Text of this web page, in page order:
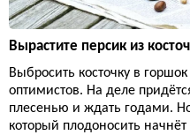
Вырастите персик из
Выбросить косточку в
оптимистов. На деле
плесенью и ждать годами.
который плодоносить начнёт